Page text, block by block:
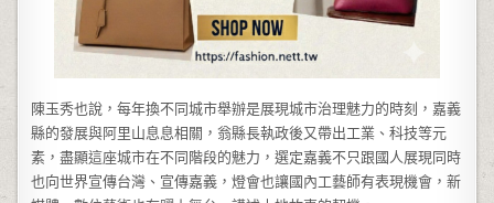
陳玉秀也說，每年換不同城市舉辦是展現城市治理魅力的時刻，嘉義
縣的發展與阿里山息息相關，翁縣長執政後又帶出工業、科技等元
素，盡顯這座城市在不同階段的魅力，選定嘉義不只跟國人展現同時
也向世界宣傳台灣、宣傳嘉義，燈會也讓國內工藝師有表現機會，新